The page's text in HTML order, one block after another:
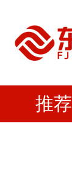
推荐